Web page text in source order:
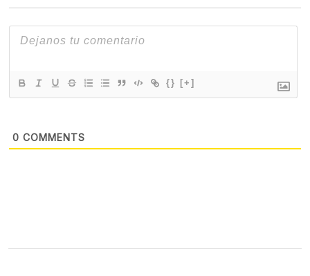
{} [+]
0 COMMENTS